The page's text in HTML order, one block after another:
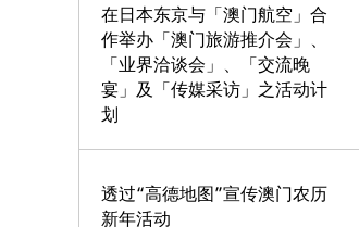
在日本东京与「澳门航空」合
作举办「澳门旅游推介会」、
「业界洽谈会」、「交流晚
宴」及「传媒采访」之活动计
划
透过“高德地图”宣传澳门农历
新年活动